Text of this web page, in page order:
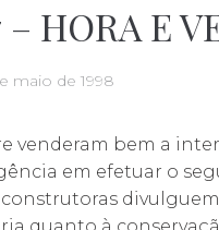
HORA E
maio de 1998
venderam bem a
em efetuar o
construtoras